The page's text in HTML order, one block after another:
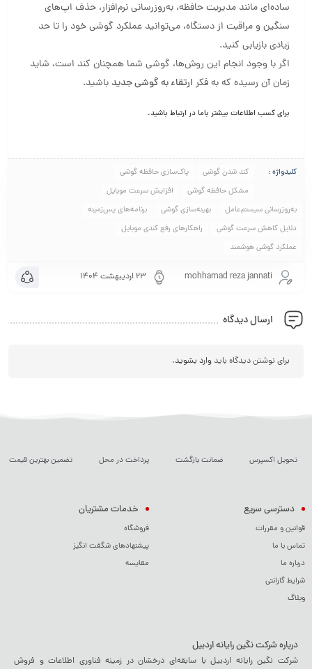
ساده‌ای مانند مدیریت حافظه، به‌روزرسانی نرم‌افزار، حذف اپ‌های
سنگین و مراقبت از دستگاه، می‌توانید عملکرد گوشی خود را تا حد
زیادی بازیابی کنید.
اگر با وجود انجام این روش‌ها، گوشی شما همچنان کند است، شاید
زمان آن رسیده که به فکر ارتقاء به گوشی جدید باشید.
برای کسب اطلاعات بیشتر باما در ارتباط باشید.
کلیدواژه : کند شدن گوشی
پاک‌سازی حافظه گوشی
مشکل حافظه گوشی
افزایش سرعت موبایل
به‌روزرسانی سیستم‌عامل
بهینه‌سازی گوشی
برنامه‌های پس‌زمینه
دلایل کاهش سرعت گوشی
راهکارهای رفع کندی موبایل
عملکرد گوشی هوشمند
mohhamad reza jannati ۲۳ اردیبهشت ۱۴۰۴
ارسال دیدگاه
برای نوشتن دیدگاه بایدوارد بشوید.
تحویل اکسپرس ضمانت بازگشت پرداخت در محل تضمین بهترین قیمت
دسترسی سریع
قوانین و مقررات
تماس با ما
درباره ما
شرایط گارانتی
وبلاگ
خدمات مشتریان
فروشگاه
پیشنهادهای شگفت انگیز
مقایسه
درباره شرکت نگین رایانه اردبیل
شرکت نگین رایانه اردبیل با سابقه‌ای درخشان در زمینه فناوری اطلاعات و فروش